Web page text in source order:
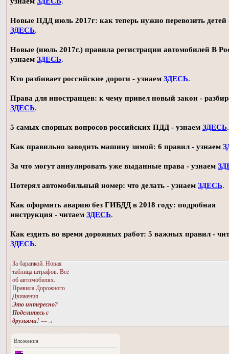
Новые ПДД июль 2017г: как теперь нужно перевозить детей
ЗДЕСЬ.
Новые (июль 2017г.) правила регистрации автомобилей В
узнаем ЗДЕСЬ.
Кто разбивает российские дороги - узнаем ЗДЕСЬ.
Права для иностранцев: к чему привел новый закон -
ЗДЕСЬ.
5 самых спорных вопросов российских ПДД - узнаем ЗДЕСЬ.
Как правильно заводить машину зимой: 6 правил - узнаем
За что могут аннулировать уже выданные права - узнаем
Потерял автомобильный номер: что делать - узнаем ЗДЕСЬ.
Как оформить аварию без ГИБДД в 2018 году: подробная
инструкция - читаем ЗДЕСЬ.
Как ездить во время дорожных работ: 5 важных правил -
ЗДЕСЬ.
За баранкой. Новая
таблица штрафов. Всё
об автомобилях.
Правила Дорожного
Движения.
Это интересно?
Поделитесь с
друзьями! —→
Вложения